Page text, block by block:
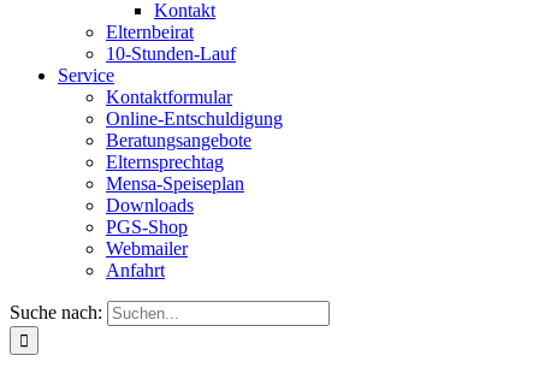
Kontakt
Elternbeirat
10-Stunden-Lauf
Service
Kontaktformular
Online-Entschuldigung
Beratungsangebote
Elternsprechtag
Mensa-Speiseplan
Downloads
PGS-Shop
Webmailer
Anfahrt
Suche nach: